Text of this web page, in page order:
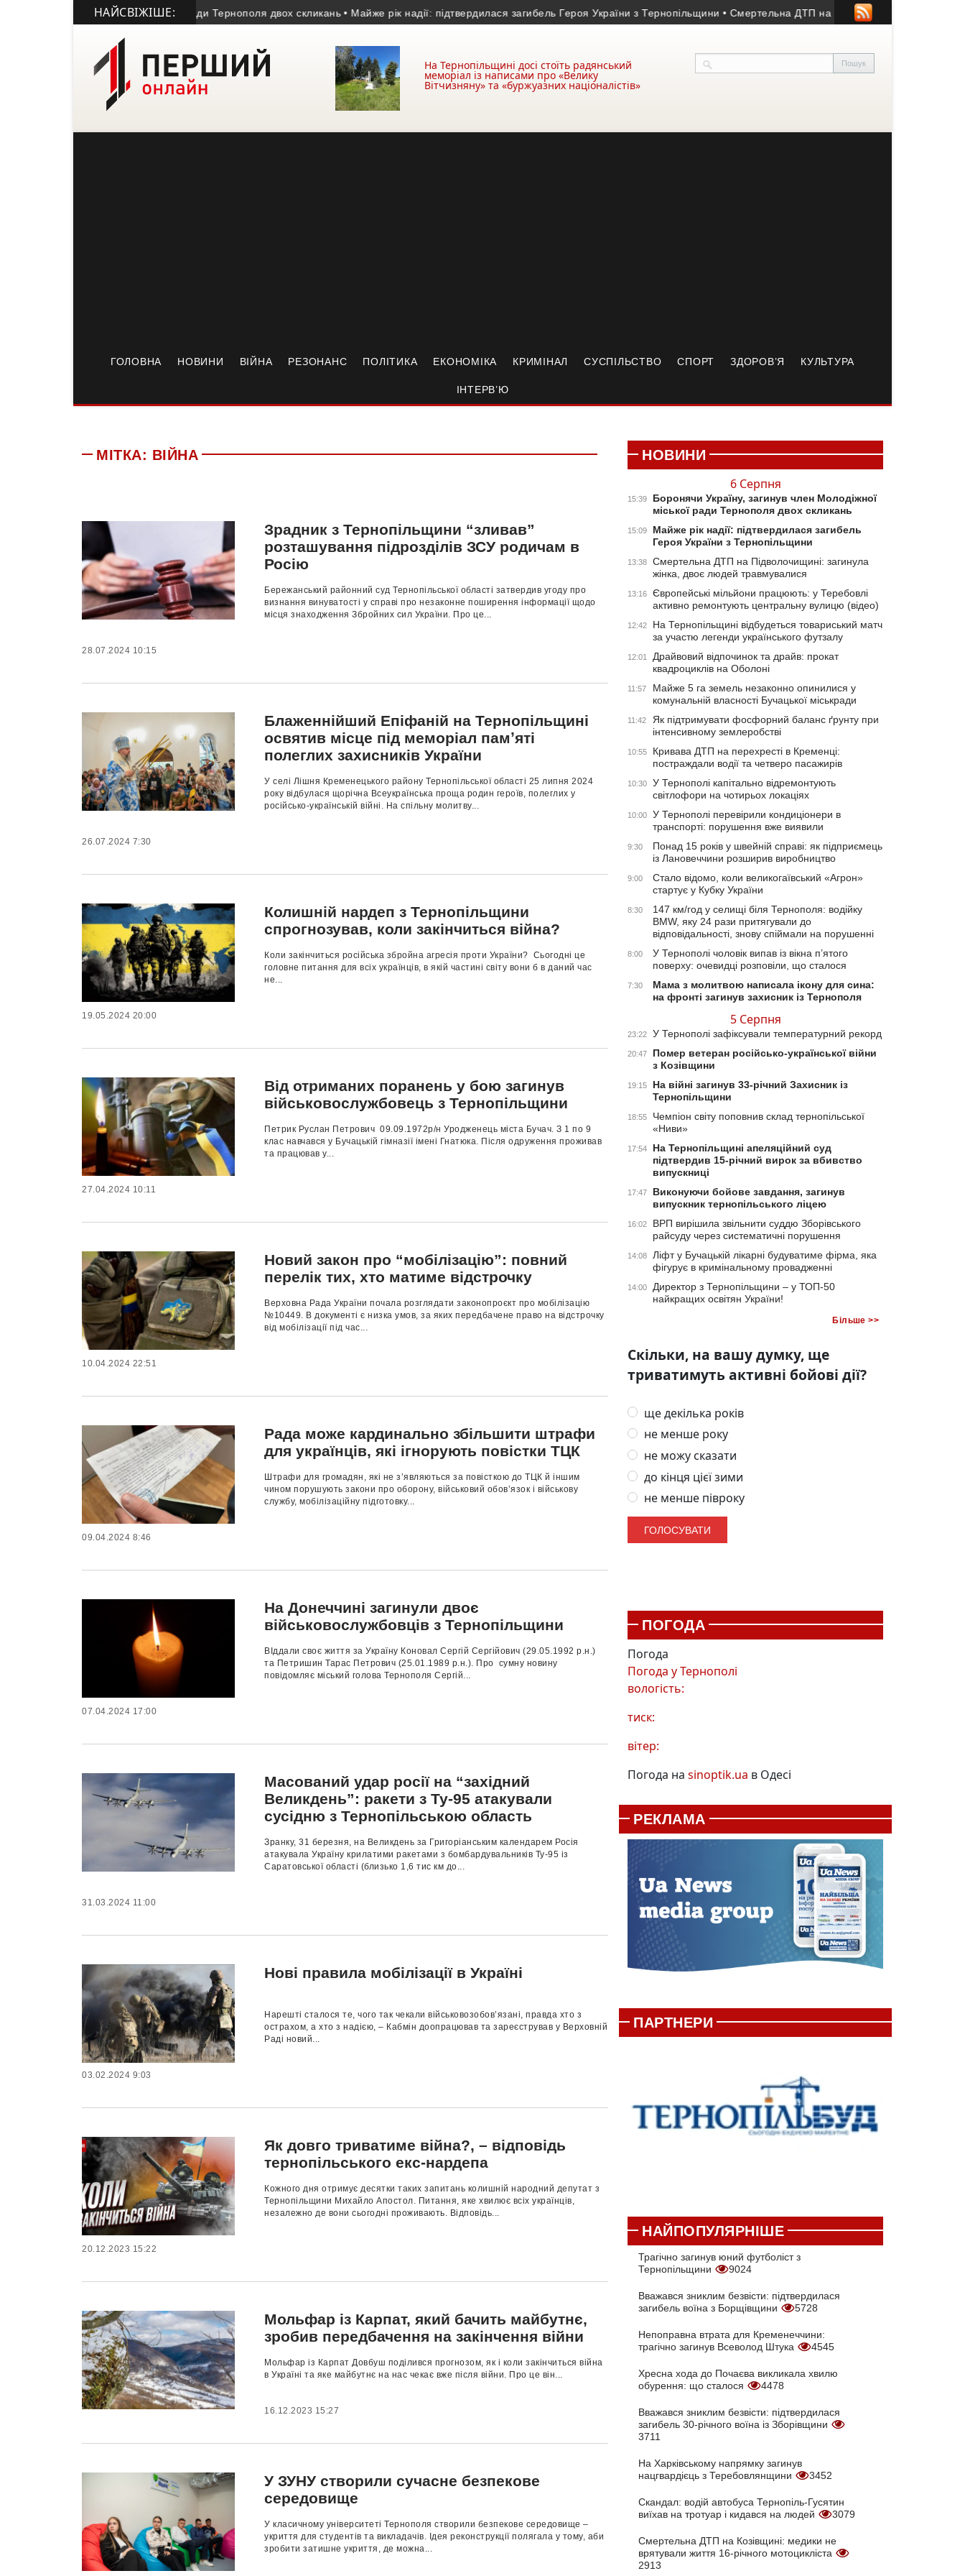
НАЙСВІЖІШЕ:
член Молодіжної міської ради Тернополя двох скликань • Майже рік надії: підтвердилася загибель Героя України з Тернопільщини • Смертельна ДТП на Підволочищині: загинула жінка,
На Тернопільщині досі стоїть радянський
меморіал із написами про «Велику
Вітчизняну» та «буржуазних націоналістів»
ГОЛОВНА НОВИНИ ВІЙНА РЕЗОНАНС ПОЛІТИКА ЕКОНОМІКА КРИМІНАЛ СУСПІЛЬСТВО СПОРТ ЗДОРОВ’Я КУЛЬТУРА
ІНТЕРВ’Ю
МІТКА: ВІЙНА
Зрадник з Тернопільщини “зливав”
розташування підрозділів ЗСУ родичам в
Росію
Бережанський районний суд Тернопільської області затвердив угоду про
визнання винуватості у справі про незаконне поширення інформації щодо
місця знаходження Збройних сил України. Про це...
28.07.2024 10:15
Блаженнійший Епіфаній на Тернопільщині
освятив місце під меморіал памʼяті
полеглих захисників України
У селі Лішня Кременецького району Тернопільської області 25 липня 2024
року відбулася щорічна Всеукраїнська проща родин героїв, полеглих у
російсько-українській війні. На спільну молитву...
26.07.2024 7:30
Колишній нардеп з Тернопільщини
спрогнозував, коли закінчиться війна?
Коли закінчиться російська збройна агресія проти України? Сьогодні це
головне питання для всіх українців, в якій частині світу вони б в даний час
не...
19.05.2024 20:00
Від отриманих поранень у бою загинув
військовослужбовець з Тернопільщини
Петрик Руслан Петрович 09.09.1972р/н Уродженець міста Бучач. З 1 по 9
клас навчався у Бучацькій гімназії імені Гнатюка. Після одруження проживав
та працював у...
27.04.2024 10:11
Новий закон про “мобілізацію”: повний
перелік тих, хто матиме відстрочку
Верховна Рада України почала розглядати законопроєкт про мобілізацію
№10449. В документі є низка умов, за яких передбачене право на відстрочку
від мобілізації під час...
10.04.2024 22:51
Рада може кардинально збільшити штрафи
для українців, які ігнорують повістки ТЦК
Штрафи для громадян, які не з’являються за повісткою до ТЦК й іншим
чином порушують закони про оборону, військовий обов’язок і військову
службу, мобілізаційну підготовку...
09.04.2024 8:46
На Донеччині загинули двоє
військовослужбовців з Тернопільщини
ВІддали своє життя за Україну Коновал Сергій Сергійович (29.05.1992 р.н.)
та Петришин Тарас Петрович (25.01.1989 р.н.). Про сумну новину
повідомляє міський голова Тернополя Сергій...
07.04.2024 17:00
Масований удар росії на “західний
Великдень”: ракети з Ту-95 атакували
сусідню з Тернопільською область
Зранку, 31 березня, на Великдень за Григоріанським календарем Росія
атакувала Україну крилатими ракетами з бомбардувальників Ту-95 із
Саратовської області (близько 1,6 тис км до...
31.03.2024 11:00
Нові правила мобілізації в Україні
Нарешті сталося те, чого так чекали військовозобов’язані, правда хто з
острахом, а хто з надією, – Кабмін доопрацював та зареєстрував у Верховній
Раді новий...
03.02.2024 9:03
Як довго триватиме війна?, – відповідь
тернопільського екс-нардепа
Кожного дня отримує десятки таких запитань колишній народний депутат з
Тернопільщини Михайло Апостол. Питання, яке хвилює всіх українців,
незалежно де вони сьогодні проживають. Відповідь...
20.12.2023 15:22
Мольфар із Карпат, який бачить майбутнє,
зробив передбачення на закінчення війни
Мольфар із Карпат Довбуш поділився прогнозом, як і коли закінчиться війна
в Україні та яке майбутнє на нас чекає вже після війни. Про це він...
16.12.2023 15:27
У ЗУНУ створили сучасне безпекове
середовище
У класичному університеті Тернополя створили безпекове середовище –
укриття для студентів та викладачів. Ідея реконструкції полягала у тому, аби
зробити затишне укриття, де можна...
НОВИНИ
6 Серпня
15:39
Боронячи Україну, загинув член Молодіжної
міської ради Тернополя двох скликань
15:09
Майже рік надії: підтвердилася загибель
Героя України з Тернопільщини
13:38
Смертельна ДТП на Підволочищині: загинула
жінка, двоє людей травмувалися
13:16
Європейські мільйони працюють: у Теребовлі
активно ремонтують центральну вулицю (відео)
12:42
На Тернопільщині відбудеться товариський матч
за участю легенди українського футзалу
12:01
Драйвовий відпочинок та драйв: прокат
квадроциклів на Оболоні
11:57
Майже 5 га земель незаконно опинилися у
комунальній власності Бучацької міськради
11:42
Як підтримувати фосфорний баланс ґрунту при
інтенсивному землеробстві
10:55
Кривава ДТП на перехресті в Кременці:
постраждали водії та четверо пасажирів
10:30
У Тернополі капітально відремонтують
світлофори на чотирьох локаціях
10:00
У Тернополі перевірили кондиціонери в
транспорті: порушення вже виявили
9:30
Понад 15 років у швейній справі: як підприємець
із Лановеччини розширив виробництво
9:00
Стало відомо, коли великогаївський «Агрон»
стартує у Кубку України
8:30
147 км/год у селищі біля Тернополя: водійку
BMW, яку 24 рази притягували до
відповідальності, знову спіймали на порушенні
8:00
У Тернополі чоловік випав із вікна п’ятого
поверху: очевидці розповіли, що сталося
7:30
Мама з молитвою написала ікону для сина:
на фронті загинув захисник із Тернополя
5 Серпня
23:22 У Тернополі зафіксували температурний рекорд
20:47
Помер ветеран російсько-української війни
з Козівщини
19:15
На війні загинув 33-річний Захисник із
Тернопільщини
18:55
Чемпіон світу поповнив склад тернопільської
«Ниви»
17:54
На Тернопільщині апеляційний суд
підтвердив 15-річний вирок за вбивство
випускниці
17:47
Виконуючи бойове завдання, загинув
випускник тернопільського ліцею
16:02
ВРП вирішила звільнити суддю Зборівського
райсуду через систематичні порушення
14:08
Ліфт у Бучацькій лікарні будуватиме фірма, яка
фігурує в кримінальному провадженні
14:00
Директор з Тернопільщини – у ТОП-50
найкращих освітян України!
Більше >>
Скільки, на вашу думку, ще
триватимуть активні бойові дії?
ще декілька років
не менше року
не можу сказати
до кінця цієї зими
не менше півроку
ПОГОДА
Погода
Погода уТернополі
вологість:
тиск:
вітер:
Погода на sinoptik.ua в Одесі
РЕКЛАМА
ПАРТНЕРИ
НАЙПОПУЛЯРНІШЕ
Трагічно загинув юний футболіст з
Тернопільщини
9024
Вважався зниклим безвісти: підтвердилася
загибель воїна з Борщівщини
5728
Непоправна втрата для Кременеччини:
трагічно загинув Всеволод Штука
4545
Хресна хода до Почаєва викликала хвилю
обурення: що сталося
4478
Вважався зниклим безвісти: підтвердилася
загибель 30-річного воїна із Зборівщини
3711
На Харківському напрямку загинув
нацгвардієць з Теребовлянщини
3452
Скандал: водій автобуса Тернопіль-Гусятин
виїхав на тротуар і кидався на людей
3079
Смертельна ДТП на Козівщині: медики не
врятували життя 16-річного мотоцикліста
2913